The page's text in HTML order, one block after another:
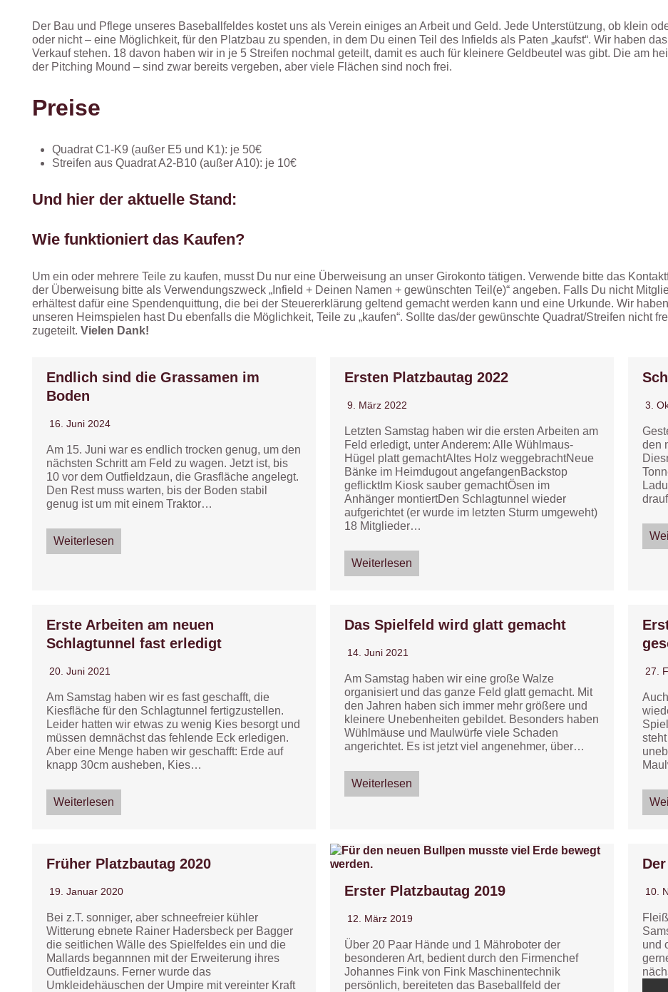
Der Bau und Pflege unseres Baseballfeldes kostet uns als Verein einiges an Arbeit und Geld. Jede Unterstützung, ob klein
oder nicht – eine Möglichkeit, für den Platzbau zu spenden, in dem Du einen Teil des Infields als Paten „kaufst“. Wir haben
Verkauf stehen. 18 davon haben wir in je 5 Streifen nochmal geteilt, damit es auch für kleinere Geldbeutel was gibt. Die am
der Pitching Mound – sind zwar bereits vergeben, aber viele Flächen sind noch frei.
Preise
Quadrat C1-K9 (außer E5 und K1): je 50€
Streifen aus Quadrat A2-B10 (außer A10): je 10€
Und hier der aktuelle Stand:
Wie funktioniert das Kaufen?
Um ein oder mehrere Teile zu kaufen, musst Du nur eine Überweisung an unser Girokonto tätigen. Verwende bitte das
der Überweisung bitte als Verwendungszweck „Infield + Deinen Namen + gewünschten Teil(e)“ angeben. Falls Du nicht
erhältest dafür eine Spendenquittung, die bei der Steuererklärung geltend gemacht werden kann und eine Urkunde. Wir
unseren Heimspielen hast Du ebenfalls die Möglichkeit, Teile zu „kaufen“. Sollte das/der gewünschte Quadrat/Streifen nicht
zugeteilt. Vielen Dank!
Endlich sind die Grassamen im
Boden
16. Juni 2024
Am 15. Juni war es endlich trocken genug, um den
nächsten Schritt am Feld zu wagen. Jetzt ist, bis
10 vor dem Outfieldzaun, die Grasfläche angelegt.
Den Rest muss warten, bis der Boden stabil
genug ist um mit einem Traktor…
Weiterlesen
Ersten Platzbautag 2022
9. März 2022
Letzten Samstag haben wir die ersten Arbeiten am
Feld erledigt, unter Anderem: Alle Wühlmaus-
Hügel platt gemachtAltes Holz weggebrachtNeue
Bänke im Heimdugout angefangenBackstop
geflicktIm Kiosk sauber gemachtÖsen im
Anhänger montiertDen Schlagtunnel wieder
aufgerichtet (er wurde im letzten Sturm umgeweht)
18 Mitglieder…
Weiterlesen
3.
den
Erste Arbeiten am neuen
Schlagtunnel fast erledigt
20. Juni 2021
Am Samstag haben wir es fast geschafft, die
Kiesfläche für den Schlagtunnel fertigzustellen.
Leider hatten wir etwas zu wenig Kies besorgt und
müssen demnächst das fehlende Eck erledigen.
Aber eine Menge haben wir geschafft: Erde auf
knapp 30cm ausheben, Kies…
Weiterlesen
Das Spielfeld wird glatt gemacht
14. Juni 2021
Am Samstag haben wir eine große Walze
organisiert und das ganze Feld glatt gemacht. Mit
den Jahren haben sich immer mehr größere und
kleinere Unebenheiten gebildet. Besonders haben
Wühlmäuse und Maulwürfe viele Schaden
angerichtet. Es ist jetzt viel angenehmer, über…
Weiterlesen
27.
Früher Platzbautag 2020
19. Januar 2020
Bei z.T. sonniger, aber schneefreier kühler
Witterung ebnete Rainer Hadersbeck per Bagger
die seitlichen Wälle des Spielfeldes ein und die
Mallards begannnen mit der Erweiterung ihres
Outfieldzauns. Ferner wurde das
Umkleidehäuschen der Umpire mit vereinter Kraft
Erster Platzbautag 2019
12. März 2019
Über 20 Paar Hände und 1 Mähroboter der
besonderen Art, bedient durch den Firmenchef
Johannes Fink von Fink Maschinentechnik
persönlich, bereiteten das Baseballfeld der
10.
und